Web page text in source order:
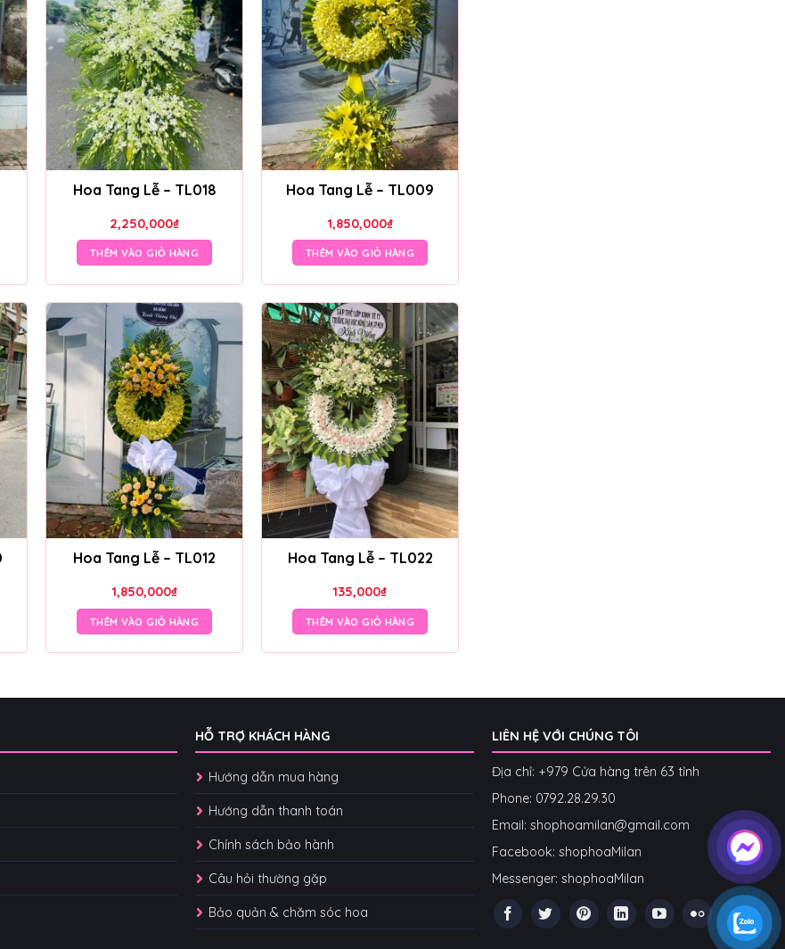
Hoa Tang Lễ – TL018
2,250,000₫
THÊM VÀO GIỎ HÀNG
Hoa Tang Lễ – TL009
1,850,000₫
THÊM VÀO GIỎ HÀNG
Hoa Tang Lễ – TL012
1,850,000₫
THÊM VÀO GIỎ HÀNG
Hoa Tang Lễ – TL022
135,000₫
THÊM VÀO GIỎ HÀNG
HỖ TRỢ KHÁCH HÀNG
Hướng dẫn mua hàng
Hướng dẫn thanh toán
Chính sách bảo hành
Câu hỏi thường gặp
Bảo quản & chăm sóc hoa
LIÊN HỆ VỚI CHÚNG TÔI
Địa chỉ: +979 Cửa hàng trên 63 tỉnh
Phone: 0792.28.29.30
Email: shophoamilan@gmail.com
Facebook: shophoaMilan
Messenger: shophoaMilan